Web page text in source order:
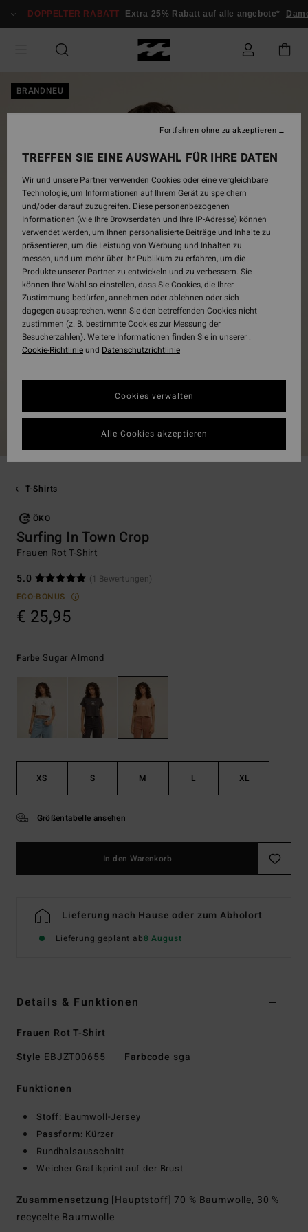
zur
springen
DOPPELTER RABATT Extra 25% Rabatt auf alle angebote*
BRANDNEU
T-Shirts
ÖKO
Surfing In Town Crop
Frauen Rot T-Shirt
5.0
(1 Bewertungen)
ECO-BONUS
€ 25,95
Farbe Sugar Almond
XS S M L XL
Größentabelle ansehen
In den Warenkorb
Lieferung nach Hause oder zum Abholort
Lieferung geplant ab8 August
Details & Funktionen
Frauen Rot T-Shirt
Style EBJZT00655 Farbcode sga
Funktionen
Stoff: Baumwoll-Jersey
Passform: Kürzer
Rundhalsausschnitt
Weicher Grafikprint auf der Brust
Zusammensetzung [Hauptstoff] 70 % Baumwolle, 30 %
recycelte Baumwolle
TREFFEN SIE EINE AUSWAHL FÜR IHRE DATEN
Wir und unsere Partner verwenden Cookies oder eine vergleichbare
Technologie, um Informationen auf Ihrem Gerät zu speichern
und/oder darauf zuzugreifen. Diese personenbezogenen
Informationen (wie Ihre Browserdaten und Ihre IP-Adresse) können
verwendet werden, um Ihnen personalisierte Beiträge und Inhalte zu
präsentieren, um die Leistung von Werbung und Inhalten zu
messen, und um mehr über ihr Publikum zu erfahren, um die
Produkte unserer Partner zu entwickeln und zu verbessern. Sie
können Ihre Wahl so einstellen, dass Sie Cookies, die Ihrer
Zustimmung bedürfen, annehmen oder ablehnen oder sich
dagegen aussprechen, wenn Sie den betreffenden Cookies nicht
zustimmen (z. B. bestimmte Cookies zur Messung der
Besucherzahlen). Weitere Informationen finden Sie in unserer :
Cookie-Richtlinieund Datenschutzrichtlinie
Cookies verwalten
Fortfahren ohne zu akzeptieren
Alle Cookies akzeptieren